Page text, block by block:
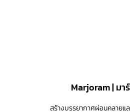
Marjoram | มา
สร้างบรรยากาศผ่อนคลายแ